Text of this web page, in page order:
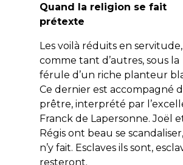
Quand la religion se fait
prétexte
Les voilà réduits en servitude,
comme tant d’autres, sous la
férule d’un riche planteur
Ce dernier est accompagné
prêtre, interprété par
Franck de Lapersonne. Joël
Régis ont beau se
n’y fait. Esclaves ils sont,
resteront.